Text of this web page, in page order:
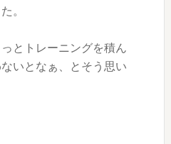
。
とトレーニングを積ん
いとなぁ、とそう思い